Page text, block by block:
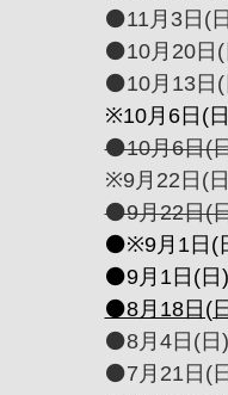
⚫️11月3日(
⚫️10月20日
⚫️10月13日
※10月6日(
⚫️10月6日(
※9月22日(
⚫️9月22日(
⚫️※9月1日(
⚫️9月1日(
⚫️8月18日(
⚫️8月4日(
⚫️7月21日(